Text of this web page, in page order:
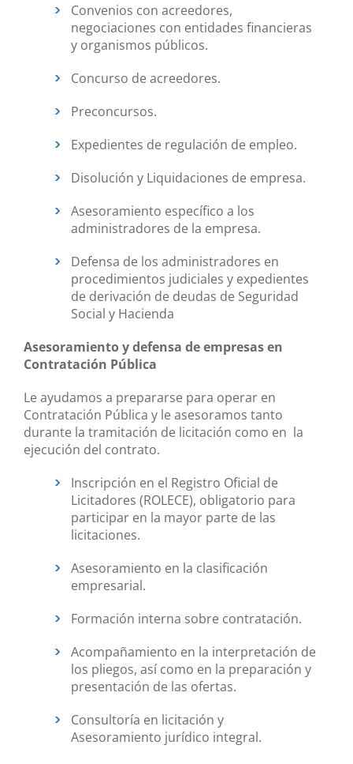
Convenios con acreedores,
negociaciones con entidades financieras
y organismos públicos.
Concurso de acreedores.
Preconcursos.
Expedientes de regulación de empleo.
Disolución y Liquidaciones de empresa.
Asesoramiento específico a los
administradores de la empresa.
Defensa de los administradores en
procedimientos judiciales y expedientes
de derivación de deudas de Seguridad
Social y Hacienda
Asesoramiento y defensa de empresas en
Contratación Pública
Le ayudamos a prepararse para operar en
Contratación Pública y le asesoramos tanto
durante la tramitación de licitación como en la
ejecución del contrato.
Inscripción en el Registro Oficial de
Licitadores (ROLECE), obligatorio para
participar en la mayor parte de las
licitaciones.
Asesoramiento en la clasificación
empresarial.
Formación interna sobre contratación.
Acompañamiento en la interpretación de
los pliegos, así como en la preparación y
presentación de las ofertas.
Consultoría en licitación y
Asesoramiento jurídico integral.